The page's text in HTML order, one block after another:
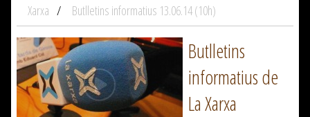
Xarxa
Butlletins informatius 13.06.14 (10h)
Butlletins
informatius de
La Xarxa